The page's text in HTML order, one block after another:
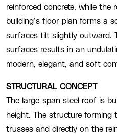
reinforced concrete, while
building’s floor plan forms a
surfaces tilt slightly outward.
surfaces results in an
modern, elegant, and soft
STRUCTURAL CONCEPT
The large-span steel roof is
height. The structure forming
trusses and directly on the